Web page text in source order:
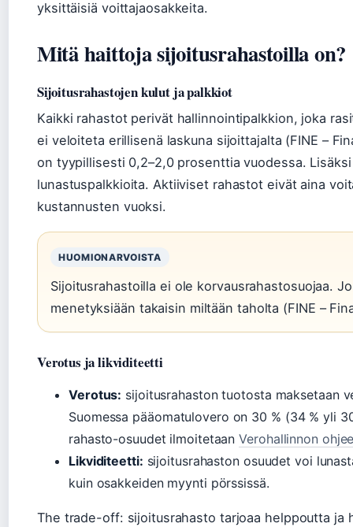
yksittäisiä voittajaosakkeita.
Mitä haittoja sijoitusrahastoilla on?
Sijoitusrahastojen kulut ja palkkiot
Kaikki rahastot perivät hallinnointipalkkion, joka
ei veloiteta erillisenä laskuna sijoittajalta (FINE –
on tyypillisesti 0,2–2,0 prosenttia vuodessa.
lunastuspalkkioita. Aktiiviset rahastot eivät aina
kustannusten vuoksi.
HUOMIONARVOISTA
Sijoitusrahastoilla ei ole korvausrahastosuojaa.
menetyksiään takaisin miltään taholta (FINE –
Verotus ja likviditeetti
Verotus: sijoitusrahaston tuotosta maksetaan
Suomessa pääomatulovero on 30 % (34 % yli
rahasto-osuudet ilmoitetaanVerohallinnon
Likviditeetti: sijoitusrahaston osuudet voi
kuin osakkeiden myynti pörssissä.
The trade-off: sijoitusrahasto tarjoaa helppoutta ja